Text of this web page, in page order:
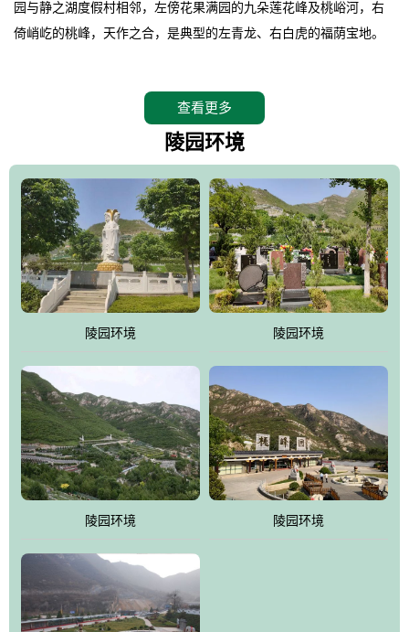
园与静之湖度假村相邻，左傍花果满园的九朵莲花峰及桃峪河，右
倚峭屹的桃峰，天作之合，是典型的左青龙、右白虎的福荫宝地。
师亲临园区指导，他认为“这里紧挨明十三陵，三面环山，坐北朝
南，地形极佳，地理位置得天独厚。”并感叹的说出了桃峰陵园是“人
生后花园，子孙福荫地”。
。
相传观音菩萨曾在九朵莲花峰上打坐品桃，并将桃核植于此谷，至
今这里的桃柿满园，故桃峰因此而得名。
。
桃峰园靠近京城，远离尘嚣，保持着相对原始的生态环境，飞鸟、
野兔、松鼠、山鸡随处可见，是人与自然和谐共处的佳境，是安息
逝者、感悟生命的圣地。
。
江河大地存忠骨，哀歌悲泪悼英灵。墓区依山就势，排列井然。福
寿苑尽展大家风范，名人在这里志铭，艺术在这里升华，军魂苑铭
刻着军人不朽的丰功伟绩，记载着将士辉煌的戎马生涯，尽显人生
个性;吉祥苑一派福禄祥和，长眠者在这里演绎着生命的永恒和再现;
如意苑尽现了逝者的宿愿和亲人们绵绵哀情及无尽孝意...
为抗日和解放战争期间流血牺牲的烈士新建一座革命烈士陵园，无
偿建墓立碑。建成后的烈士陵园将成为昌平区党员及各所学校的爱
国主义教育基地。
查看更多
陵园环境
陵园环境 陵园环境
陵园环境 陵园环境